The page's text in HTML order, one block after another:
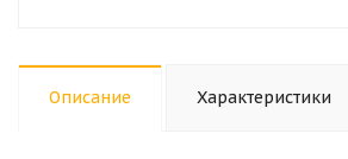
Описание Характеристики